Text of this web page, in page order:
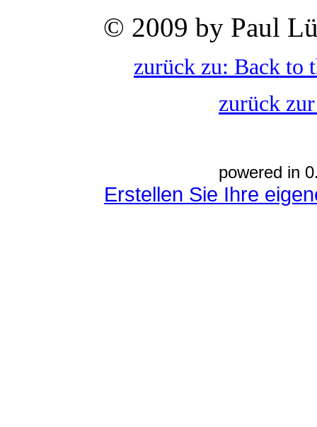
© 2009 by Paul
zurück zu: Back to
zurück
powered in
Erstellen Sie Ihre